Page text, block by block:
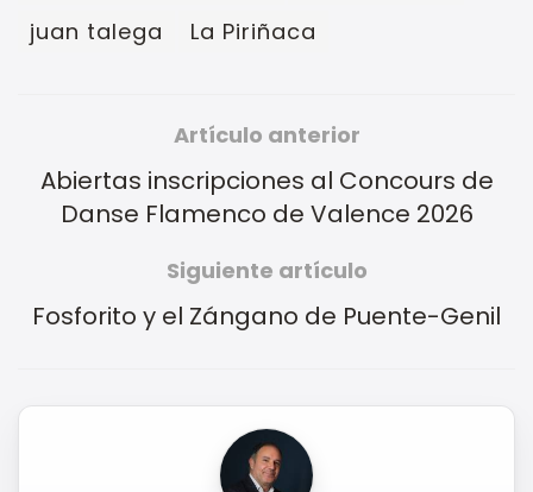
juan talega
La Piriñaca
Artículo anterior
Abiertas inscripciones al Concours de
Danse Flamenco de Valence 2026
Siguiente artículo
Fosforito y el Zángano de Puente-Genil